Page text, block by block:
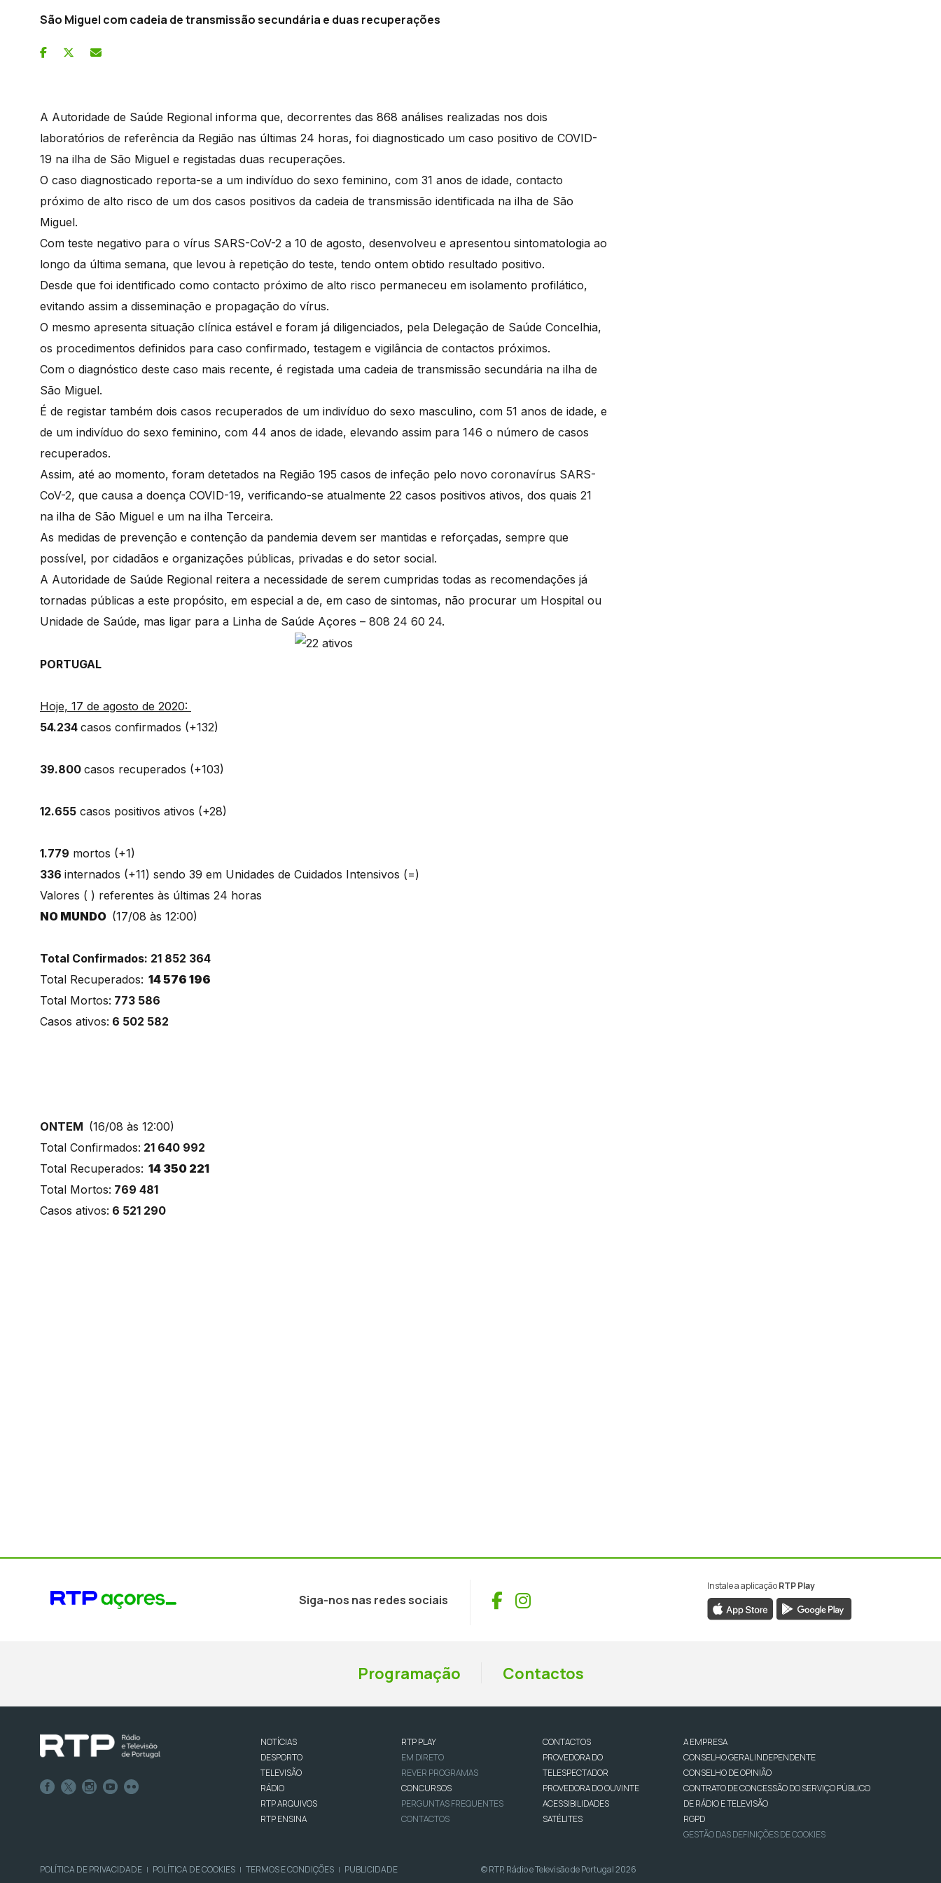
São Miguel com cadeia de transmissão secundária e duas recuperações
A Autoridade de Saúde Regional informa que, decorrentes das 868 análises realizadas nos dois
laboratórios de referência da Região nas últimas 24 horas, foi diagnosticado um caso positivo de COVID-
19 na ilha de São Miguel e registadas duas recuperações.
O caso diagnosticado reporta-se a um indivíduo do sexo feminino, com 31 anos de idade, contacto
próximo de alto risco de um dos casos positivos da cadeia de transmissão identificada na ilha de São
Miguel.
Com teste negativo para o vírus SARS-CoV-2 a 10 de agosto, desenvolveu e apresentou sintomatologia ao
longo da última semana, que levou à repetição do teste, tendo ontem obtido resultado positivo.
Desde que foi identificado como contacto próximo de alto risco permaneceu em isolamento profilático,
evitando assim a disseminação e propagação do vírus.
O mesmo apresenta situação clínica estável e foram já diligenciados, pela Delegação de Saúde Concelhia,
os procedimentos definidos para caso confirmado, testagem e vigilância de contactos próximos.
Com o diagnóstico deste caso mais recente, é registada uma cadeia de transmissão secundária na ilha de
São Miguel.
É de registar também dois casos recuperados de um indivíduo do sexo masculino, com 51 anos de idade, e
de um indivíduo do sexo feminino, com 44 anos de idade, elevando assim para 146 o número de casos
recuperados.
Assim, até ao momento, foram detetados na Região 195 casos de infeção pelo novo coronavírus SARS-
CoV-2, que causa a doença COVID-19, verificando-se atualmente 22 casos positivos ativos, dos quais 21
na ilha de São Miguel e um na ilha Terceira.
As medidas de prevenção e contenção da pandemia devem ser mantidas e reforçadas, sempre que
possível, por cidadãos e organizações públicas, privadas e do setor social.
A Autoridade de Saúde Regional reitera a necessidade de serem cumpridas todas as recomendações já
tornadas públicas a este propósito, em especial a de, em caso de sintomas, não procurar um Hospital ou
Unidade de Saúde, mas ligar para a Linha de Saúde Açores – 808 24 60 24.
PORTUGAL
Hoje, 17 de agosto de 2020:
54.234 casos confirmados (+132)
39.800 casos recuperados (+103)
12.655 casos positivos ativos (+28)
1.779 mortos (+1)
336 internados (+11) sendo 39 em Unidades de Cuidados Intensivos (=)
Valores ( ) referentes às últimas 24 horas
NO MUNDO (17/08 às 12:00)
Total Confirmados: 21 852 364
Total Recuperados: 14 576 196
Total Mortos: 773 586
Casos ativos: 6 502 582
ONTEM (16/08 às 12:00)
Total Confirmados: 21 640 992
Total Recuperados: 14 350 221
Total Mortos: 769 481
Casos ativos: 6 521 290
Siga-nos nas redes sociais Facebook
Instagram
Instale a aplicaçãoRTP Play
Programação Contactos
NOTÍCIAS
DESPORTO
TELEVISÃO
RÁDIO
RTP ARQUIVOS
RTP ENSINA
RTP PLAY
EM DIRETO
REVER PROGRAMAS
CONCURSOS
PERGUNTAS FREQUENTES
CONTACTOS
CONTACTOS
PROVEDORA DO
TELESPECTADOR
PROVEDORA DO OUVINTE
ACESSIBILIDADES
SATÉLITES
A EMPRESA
CONSELHO GERAL INDEPENDENTE
CONSELHO DE OPINIÃO
CONTRATO DE CONCESSÃO DO SERVIÇO PÚBLICO
DE RÁDIO E TELEVISÃO
RGPD
GESTÃO DAS DEFINIÇÕES DE COOKIES
POLÍTICA DE PRIVACIDADE | POLÍTICA DE COOKIES | TERMOS E CONDIÇÕES | PUBLICIDADE © RTP, Rádio e Televisão de Portugal 2026